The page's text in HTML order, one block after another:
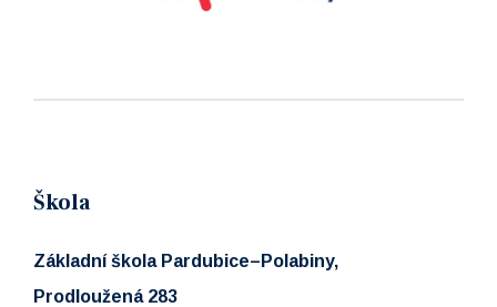
Škola
Základní škola Pardubice–Polabiny,
Prodloužená 283